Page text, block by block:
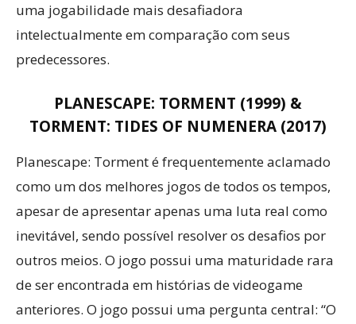
uma jogabilidade mais desafiadora
intelectualmente em comparação com seus
predecessores.
PLANESCAPE: TORMENT (1999) &
TORMENT: TIDES OF NUMENERA (2017)
Planescape: Torment é frequentemente aclamado
como um dos melhores jogos de todos os tempos,
apesar de apresentar apenas uma luta real como
inevitável, sendo possível resolver os desafios por
outros meios. O jogo possui uma maturidade rara
de ser encontrada em histórias de videogame
anteriores. O jogo possui uma pergunta central: “O